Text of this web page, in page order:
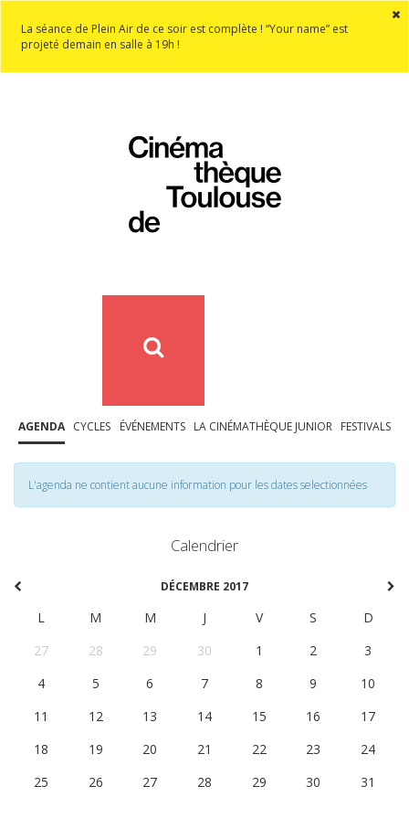
La séance de Plein Air de ce soir est complète ! “Your name” est
projeté demain en salle à 19h !
AGENDA CYCLES ÉVÉNEMENTS LA CINÉMATHÈQUE JUNIOR FESTIVALS
L'agenda ne contient aucune information pour les dates selectionnées
Calendrier
DÉCEMBRE 2017
L M M J V S
D
27
28 29 30 1 2
3
4
5 6 7 8 9
10
11
12 13 14 15 16
17
18
19 20 21 22 23
24
25
26 27 28 29 30 31